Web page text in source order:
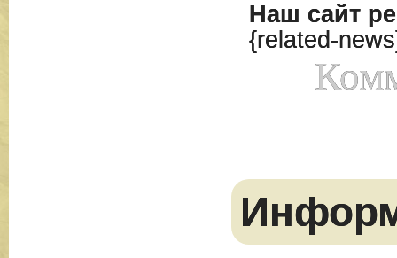
Наш сайт
{related-